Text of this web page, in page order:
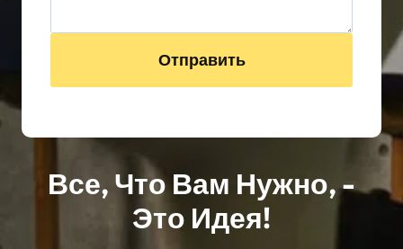
Отправить
Все, Что Вам Нужно, -
Это Идея!